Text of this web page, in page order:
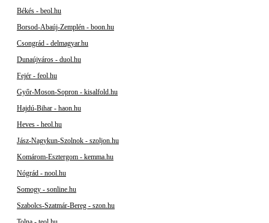
Békés - beol.hu
Borsod-Abaúj-Zemplén - boon.hu
Csongrád - delmagyar.hu
Dunaújváros - duol.hu
Fejér - feol.hu
Győr-Moson-Sopron - kisalfold.hu
Hajdú-Bihar - haon.hu
Heves - heol.hu
Jász-Nagykun-Szolnok - szoljon.hu
Komárom-Esztergom - kemma.hu
Nógrád - nool.hu
Somogy - sonline.hu
Szabolcs-Szatmár-Bereg - szon.hu